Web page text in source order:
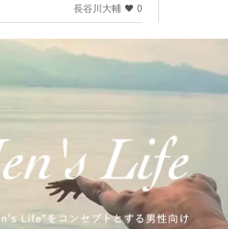
長谷川大輔 0